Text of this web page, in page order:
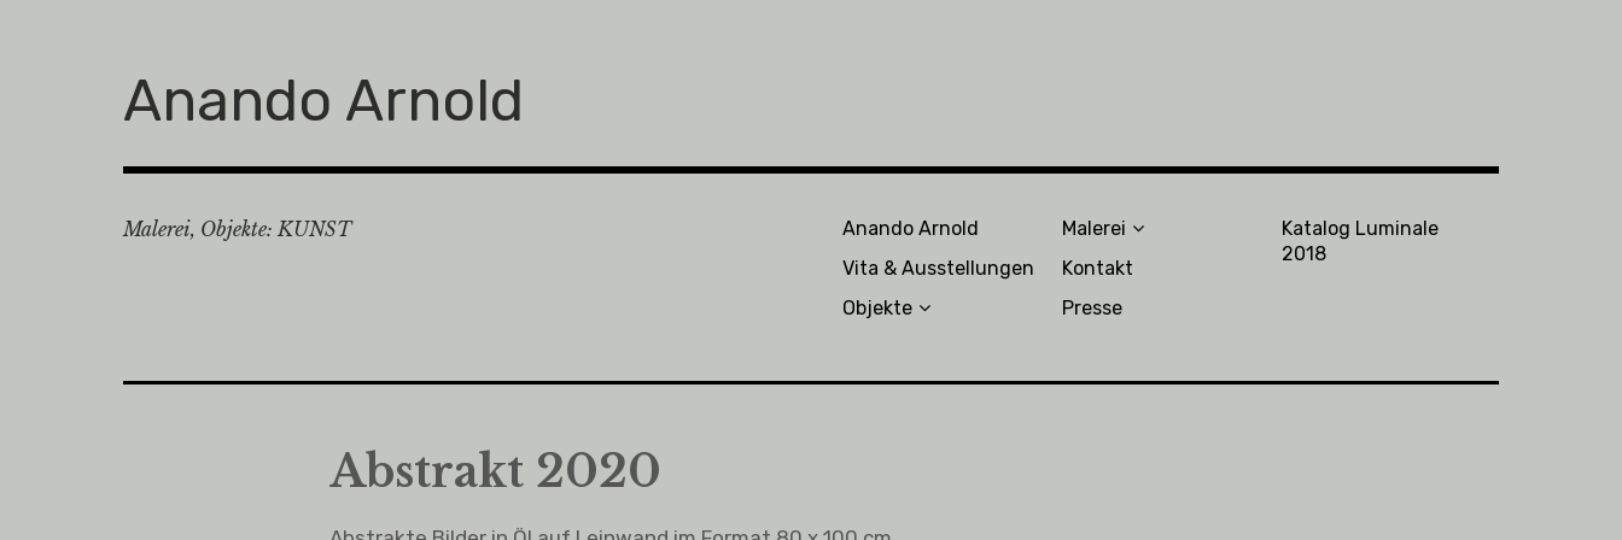
Anando Arnold
Malerei, Objekte: KUNST
Anando Arnold
Vita & Ausstellungen
Objekte
Malerei
Kontakt
Presse
Katalog Luminale
2018
Abstrakt 2020